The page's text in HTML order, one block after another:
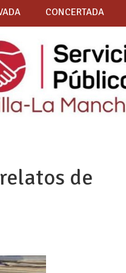
CONCERTADA
de